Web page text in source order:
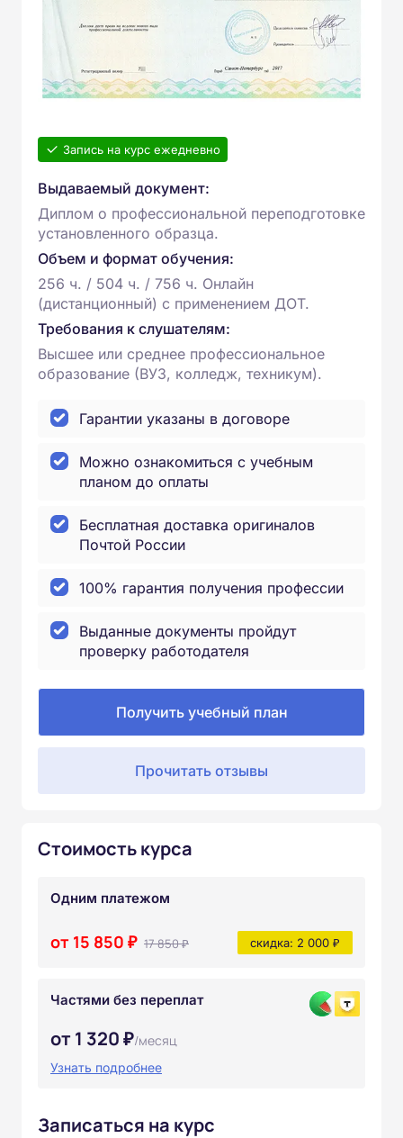
Запись на курс ежедневно
Выдаваемый документ:
Диплом о профессиональной переподготовке
установленного образца.
Объем и формат обучения:
256 ч. / 504 ч. / 756 ч. Онлайн
(дистанционный) с применением ДОТ.
Требования к слушателям:
Высшее или среднее профессиональное
образование (ВУЗ, колледж, техникум).
Гарантии указаны в договоре
Можно ознакомиться с учебным
планом до оплаты
Бесплатная доставка оригиналов
Почтой России
100% гарантия получения профессии
Выданные документы пройдут
проверку работодателя
Получить учебный план
Прочитать отзывы
Стоимость курса
Одним платежом
от 15 850 ₽ 17 850 ₽ скидка: 2 000 ₽
Частями без переплат
от 1 320 ₽/месяц
Узнать подробнее
Записаться на курс